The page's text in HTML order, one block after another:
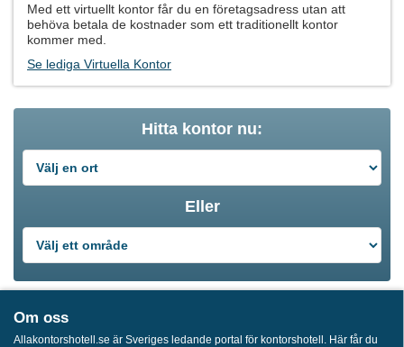
Med ett virtuellt kontor får du en företagsadress utan att
behöva betala de kostnader som ett traditionellt kontor
kommer med.
Se lediga Virtuella Kontor
Hitta kontor nu:
Eller
Om oss
Allakontorshotell.se är Sveriges ledande portal för kontorshotell. Här får du